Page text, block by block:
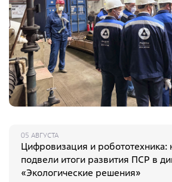
05 АВГУСТА
Цифровизация и
подвели итоги развития ПСР в
«Экологические решения»
Онлайн-мониторинг
СМИ о нас
Контакты
Новости